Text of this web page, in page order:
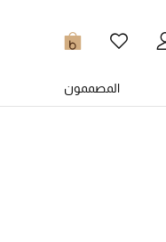
0
المصممون